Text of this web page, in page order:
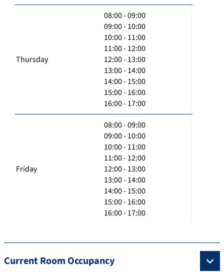
Thursday
08:00 - 09:00
09:00 - 10:00
10:00 - 11:00
11:00 - 12:00
12:00 - 13:00
13:00 - 14:00
14:00 - 15:00
15:00 - 16:00
16:00 - 17:00
Friday
08:00 - 09:00
09:00 - 10:00
10:00 - 11:00
11:00 - 12:00
12:00 - 13:00
13:00 - 14:00
14:00 - 15:00
15:00 - 16:00
16:00 - 17:00
Current Room Occupancy